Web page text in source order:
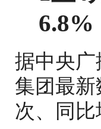
6.8%
据中央
集团最新
次、同